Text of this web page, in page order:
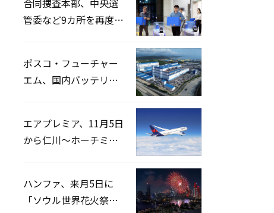
合同捜査本部、中央選
管委など9カ所を再度家
ポスコ・フューチャー
エム、国内バッテリー
エアプレミア、11月5日
から仁川〜ホーチミン
ハンファ、来月5日に
「ソウル世界花火祭り